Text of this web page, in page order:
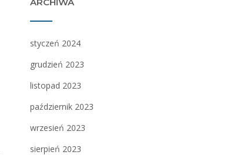
styczeń 2024
grudzień 2023
listopad 2023
październik 2023
wrzesień 2023
sierpień 2023